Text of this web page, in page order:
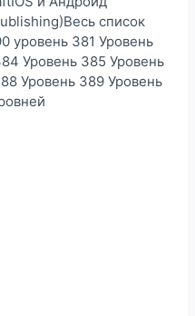
список
уровень 381 Уровень
Уровень 385 Уровень
Уровень 389 Уровень